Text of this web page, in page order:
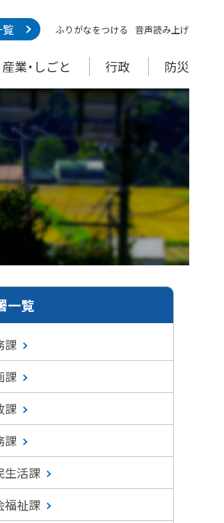
ふりがなをつける 音声読み上げ
産業・しごと 行政 防災
一覧
課
課
課
課
生活課
福祉課